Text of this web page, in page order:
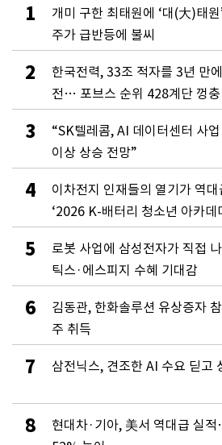
1
개미 구한 최태원에 ‘대(大)태
주가 급반등에 불씨
2
한국전력, 33조 적자를 3년 만
전… 포브스 순위 428계단 껑충
3
“SK텔레콤, AI 데이터센터 사
이상 상승 전망”
4
이차전지 인재들의 열기가 역
‘2026 K-배터리 청소년 아카데
5
로봇 사업에 삼성전자가 직접
틱스·에스피지 수혜 기대감
6
김동관, 한화솔루션 유상증자
주 취득
7 삼전닉스, 견조한 AI 수요 딛고
8
현대차·기아, 美서 역대급 실